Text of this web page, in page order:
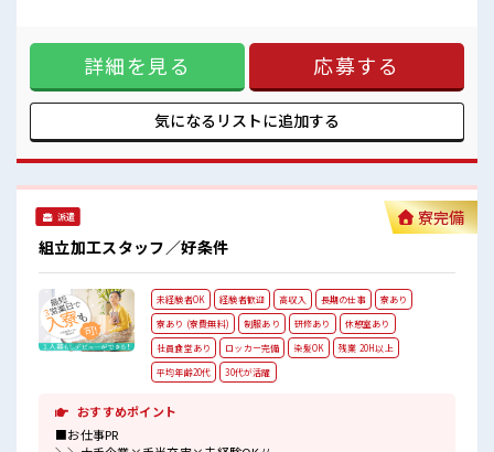
条件があえば応募のその日に入社決定もできる！
■職場の雰囲気
《20・30代の男性スタッフさんも活躍中》
職場の人間関係⇒良好♪
未経験でも安心な就業環境です！
社内設備もバッチリ★
売店・食堂・休憩室・ロッカー・自販機・喫煙所・スポットクーラ
時給1800円～なんです！ 月収は44万円以上可！ 交替勤務は夜
勤手当が付くので稼げる！ こんな好条件迷ってたらモッタイ
ナイ！ 通勤方法は自転車やバイク通勤OK！ 長岡京/京阪淀駅/
阪急西山天王山駅から無料送迎バスも出ているのでラクチ
ン！ お仕事は組立、 塗装、 溶接等さまざまな部署あり！ フ
ォロー体制バッチリなので未経験の方も安心スタート！ ■最
きる！ ■職場の雰囲気 《20・30代の男性スタッフさんも活躍
中》 職場の人間関係⇒良好♪ 未経験でも安心な就業環境で
す！ 社内設備もバッチリ★ 売店・食堂・休憩室・ロッカー・
詳細を見る 応募する
気になるリストに追加する
派遣
組立加工スタッフ／好条件
寮完備
未経験者OK 経験者歓迎 高収入 長期の仕事
寮あり
寮あり (寮費無料)
制服あり 研修あり
休憩室あり
社員食堂あり
ロッカー完備 染髪OK
残業 20H以上
平均年齢20代
30代が活躍
おすすめポイント
■お仕事PR